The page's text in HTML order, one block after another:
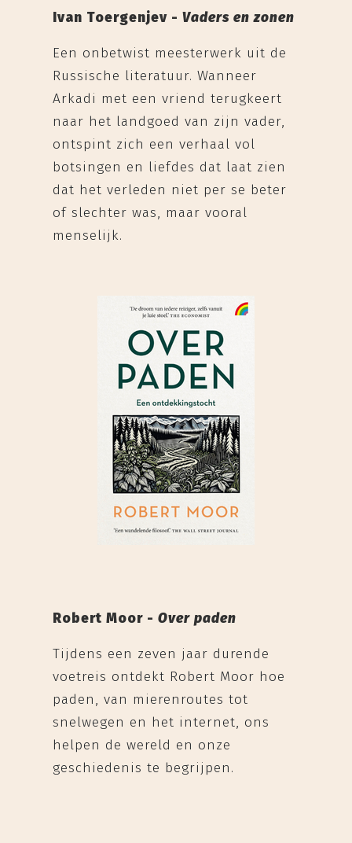
Ivan Toergenjev -Vaders en zonen
Een onbetwist meesterwerk uit de
Russische literatuur. Wanneer
Arkadi met een vriend terugkeert
naar het landgoed van zijn vader,
ontspint zich een verhaal vol
botsingen en liefdes dat laat zien
dat het verleden niet per se beter
of slechter was, maar vooral
menselijk.
Robert Moor -Over paden
Tijdens een zeven jaar durende
voetreis ontdekt Robert Moor hoe
paden, van mierenroutes tot
snelwegen en het internet, ons
helpen de wereld en onze
geschiedenis te begrijpen.